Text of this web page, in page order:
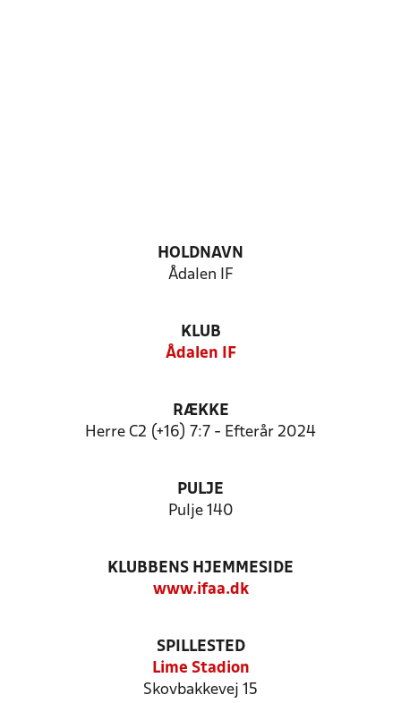
HOLDNAVN
Ådalen IF
KLUB
Ådalen IF
RÆKKE
Herre C2 (+16) 7:7 - Efterår 2024
PULJE
Pulje 140
KLUBBENS HJEMMESIDE
www.ifaa.dk
SPILLESTED
Lime Stadion
Skovbakkevej 15